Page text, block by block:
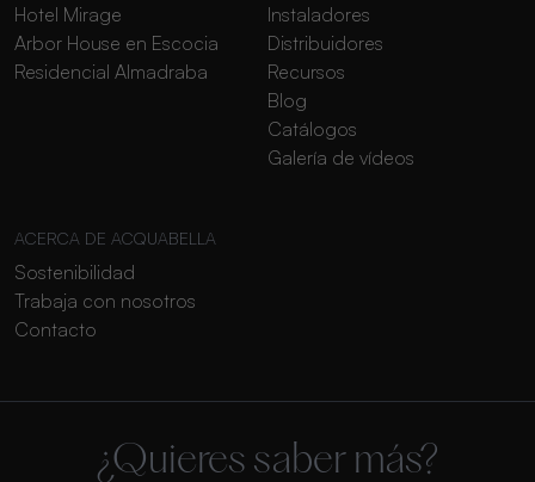
Hotel Mirage
Arbor House en Escocia
Residencial Almadraba
Instaladores
Distribuidores
Recursos
Blog
Catálogos
Galería de vídeos
ACERCA DE ACQUABELLA
Sostenibilidad
Trabaja con nosotros
Contacto
¿Quieres saber más?